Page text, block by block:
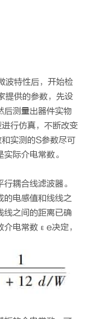
波特性后，开始检
提供的参数，先设
后测量出器件实物
行仿真，不断改变
实测的S参数尽可
际介电常数。
耦合线滤波器。
的电感值和线线之
线之间的距离已确
介电常数εe决定，